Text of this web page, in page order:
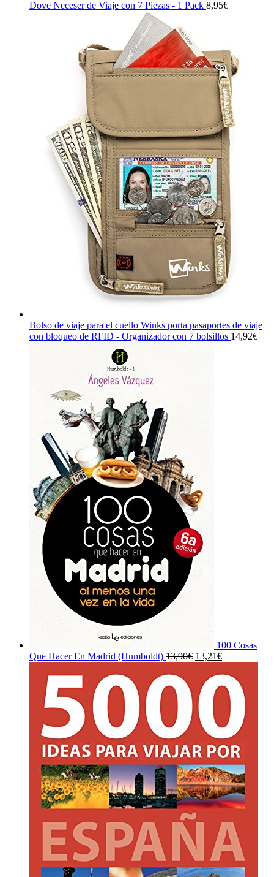
Dove Neceser de Viaje con 7 Piezas - 1 Pack 8,95€
Bolso de viaje para el cuello Winks porta pasaportes de viaje
con bloqueo de RFID - Organizador con 7 bolsillos 14,92€
100 Cosas
Que Hacer En Madrid (Humboldt) 13,90€ El
original
era:
13,90€.
13,21€El
actual
es:
13,21€.